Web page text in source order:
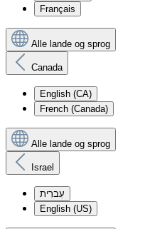
Français
Alle lande og sprog
Canada
English (CA)
French (Canada)
Alle lande og sprog
Israel
עִברִית
English (US)